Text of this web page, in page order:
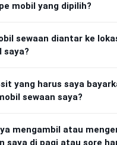
mobil yang dipilih?
sewaan diantar ke
saya?
yang harus saya
sewaan saya?
mengambil atau
saya di pagi atau sore